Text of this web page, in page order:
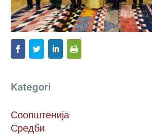
Kategori
Соопштенија
Средби